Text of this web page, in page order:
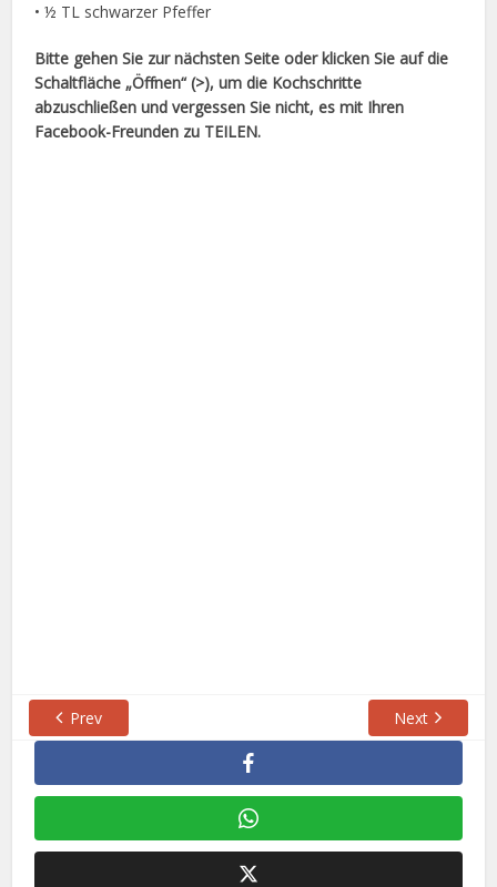
• ½ TL schwarzer Pfeffer
Bitte gehen Sie zur nächsten Seite oder klicken Sie auf die
Schaltfläche „Öffnen“ (>), um die Kochschritte
abzuschließen und vergessen Sie nicht, es mit Ihren
Facebook-Freunden zu TEILEN.
Prev Next